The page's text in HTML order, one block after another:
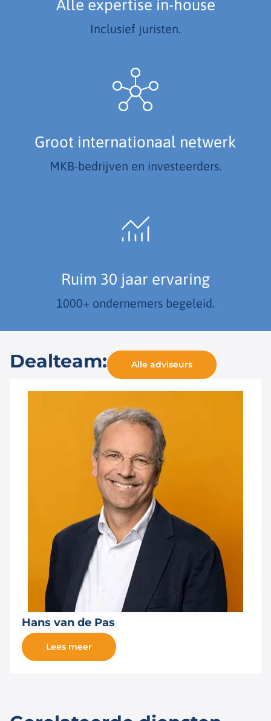
Alle expertise in-house
Inclusief juristen.
Groot internationaal netwerk
MKB-bedrijven en investeerders.
Ruim 30 jaar ervaring
1000+ ondernemers begeleid.
Dealteam: Alle adviseurs
Hans van de Pas
Lees meer